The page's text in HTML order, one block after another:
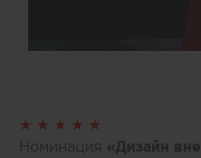
★ ★ ★ ★ ★
Номинация «Дизайн